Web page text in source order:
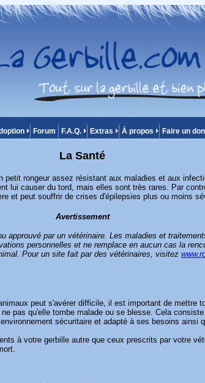
Forum F.A.Q. Extras À propos Faire un don
La Santé
petit rongeur assez résistant aux maladies et aux
lui causer du tord, mais elles sont très rares. Par
et peut souffrir de crises d'épilepsies plus ou moins
Avertissement
approuvé par un vétérinaire. Les maladies et
personnelles et ne remplace en aucun cas la
Pour un site fait par des vétérinaires, visitez
peut s'avérer difficile, il est important de mettre
pas qu'elle tombe malade ou se blesse. Cela
sécuritaire et adapté à ses besoins ainsi
à votre gerbille autre que ceux prescrits par votre